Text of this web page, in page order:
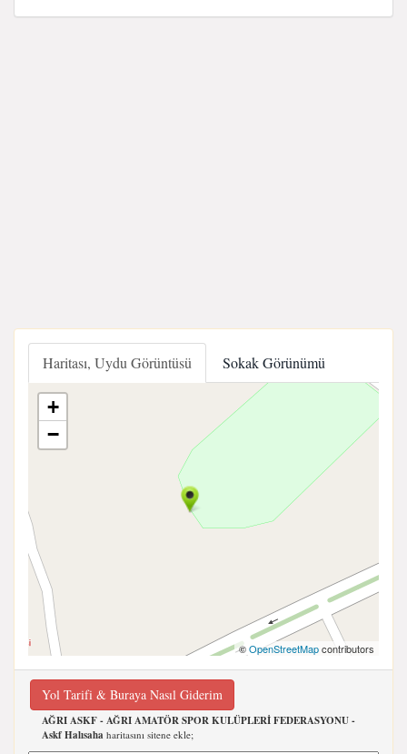
Haritası, Uydu Görüntüsü Sokak Görünümü
+
−
©OpenStreetMapcontributors
Yol Tarifi & Buraya Nasıl Giderim
AĞRI ASKF - AĞRI AMATÖR SPOR KULÜPLERİ FEDERASYONU -
Askf Halısaha haritasını sitene ekle;